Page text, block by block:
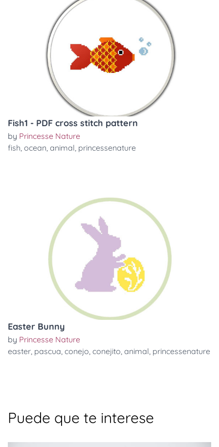
Fish1 - PDF cross stitch pattern
by Princesse Nature
fish, ocean, animal, princessenature
Easter Bunny
by Princesse Nature
easter, pascua, conejo, conejito, animal, princessenature
Puede que te interese